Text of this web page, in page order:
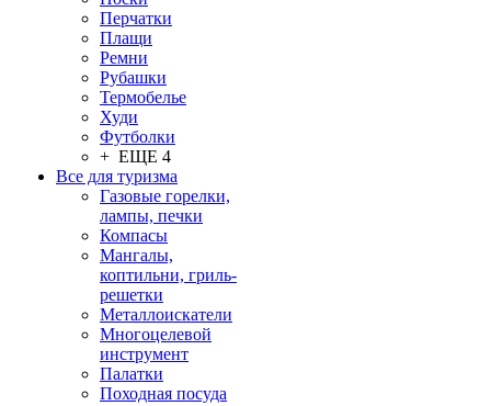
Перчатки
Плащи
Ремни
Рубашки
Термобелье
Худи
Футболки
+ ЕЩЕ 4
Все для туризма
Газовые горелки,
лампы, печки
Компасы
Мангалы,
коптильни, гриль-
решетки
Металлоискатели
Многоцелевой
инструмент
Палатки
Походная посуда